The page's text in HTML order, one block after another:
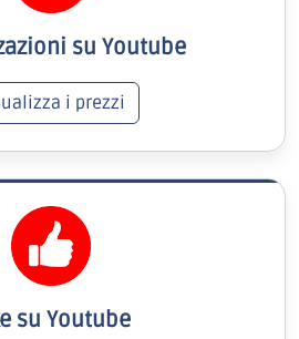
su Youtube
i prezzi
su Youtube